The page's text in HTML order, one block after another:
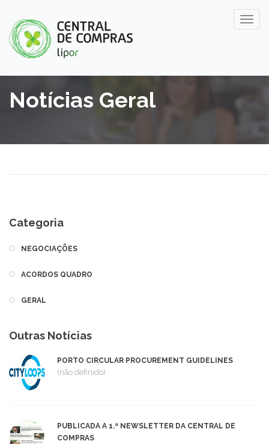
Notícias Geral
Categoria
NEGOCIAÇÕES
ACORDOS QUADRO
GERAL
Outras Notícias
PORTO CIRCULAR PROCUREMENT GUIDELINES
(não definido)
PUBLICADA A 1.ª NEWSLETTER DA CENTRAL DE
COMPRAS